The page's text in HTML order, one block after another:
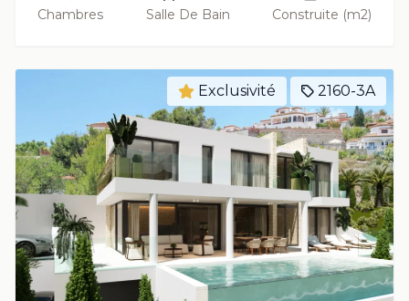
Chambres Salle De Bain Construite (m2)
Exclusivité 2160-3A